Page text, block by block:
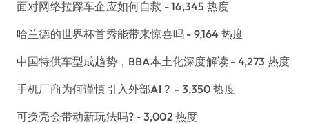
面对网络拉踩车企应如何自救 - 16,345 热度
哈兰德的世界杯首秀能带来惊喜吗 - 9,164 热度
中国特供车型成趋势，BBA本土化深度解读 - 4,273 热度
手机厂商为何谨慎引入外部AI？ - 3,350 热度
可换壳会带动新玩法吗? - 3,002 热度